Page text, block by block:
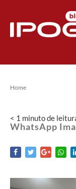
Home
< 1 minutode
WhatsApp